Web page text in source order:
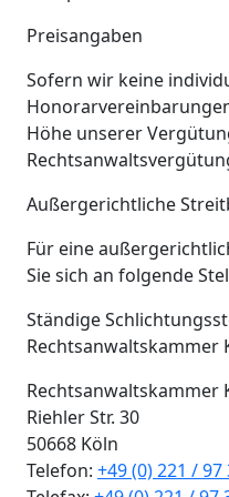
Preisangaben
Sofern wir keine
Höhe unserer
Außergerichtliche
Für eine
Sie sich an folgende
Ständige
Rechtsanwaltskammer
Rechtsanwaltskammer
Riehler Str. 30
50668 Köln
Telefon: +49 (0) 221 / 97